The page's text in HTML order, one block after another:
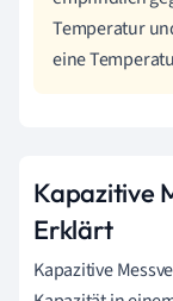
Temperatur
eine
Kapazitive
Erklärt
Kapazitive